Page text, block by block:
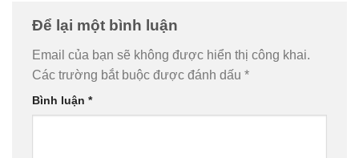
Để lại một bình luận
Email của bạn sẽ không được hiển thị công khai.
Các trường bắt buộc được đánh dấu *
Bình luận *